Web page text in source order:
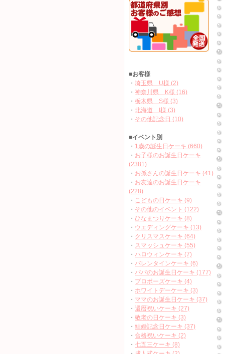
■お客様
・ 埼玉県 U様 (2)
・ 神奈川県 K様 (16)
・ 栃木県 S様 (3)
・ 北海道 I様 (3)
・ その他記念日 (10)
■イベント別
・ 1歳の誕生日ケーキ (660)
・ お子様のお誕生日ケーキ
(2381)
・ お孫さんの誕生日ケーキ (41)
・ お友達のお誕生日ケーキ
(228)
・ こどもの日ケーキ (9)
・ その他のイベント (122)
・ ひなまつりケーキ (8)
・ ウエディングケーキ (13)
・ クリスマスケーキ (64)
・ スマッシュケーキ (55)
・ ハロウィンケーキ (7)
・ バレンタインケーキ (6)
・ パパのお誕生日ケーキ (177)
・ プロポーズケーキ (4)
・ ホワイトデーケーキ (3)
・ ママのお誕生日ケーキ (37)
・ 還暦祝いケーキ (27)
・ 敬老の日ケーキ (3)
・ 結婚記念日ケーキ (37)
・ 合格祝いケーキ (2)
・ 七五三ケーキ (8)